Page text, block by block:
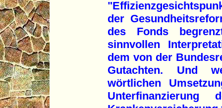
der
des Fonds
sinnvollen
dem von der
Gutachten. Und
wörtlichen
Unterfinanzierung